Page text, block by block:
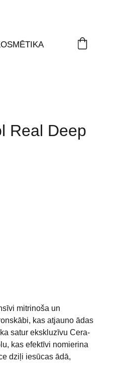
Real Deep
mitrinoša un
kas atjauno ādas
satur ekskluzīvu Cera-
kas efektīvi nomierina
dziļi iesūcas ādā,